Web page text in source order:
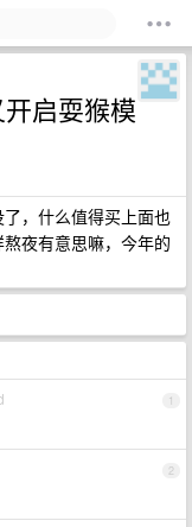
启耍猴模
，什么值得买上面也
夜有意思嘛，今年的
1
2